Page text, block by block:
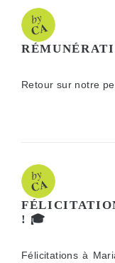
Retour sur notre
! 🎓
Félicitations à